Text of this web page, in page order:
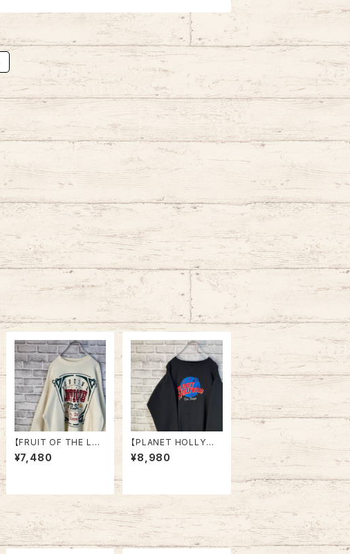
【FRUIT OF THE LO
OM】L/S Sweat XL 9
0s Made in USA アー
セリフ 1993 アメリカ U
¥7,480
【PLANET HOLLYWO
OD】L/S Sweatshirt
XL 90s Made in US
スウェット トレーナー
企業モノ スーベニア お
土産モノサンディエゴ U
SA製 アメリカ USA 古
着
¥8,980